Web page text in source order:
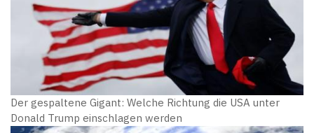
Der gespaltene Gigant: Welche Richtung die USA unter
Donald Trump einschlagen werden